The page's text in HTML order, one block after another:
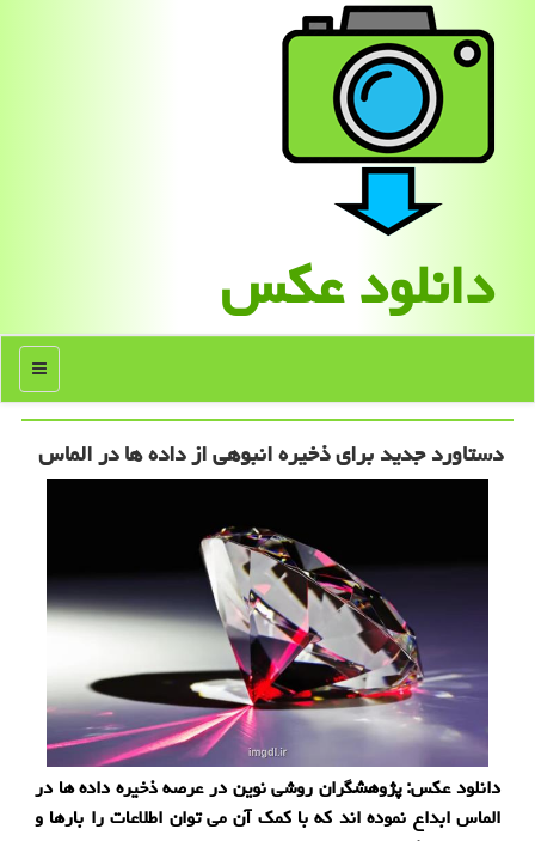
دانلود عكس
منو
دستاورد جدید برای ذخیره انبوهی از داده ها در الماس
دانلود عکس: پژوهشگران روشی نوین در عرصه ذخیره داده ها در
الماس ابداع نموده اند که با کمک آن می توان اطلاعات را بارها و